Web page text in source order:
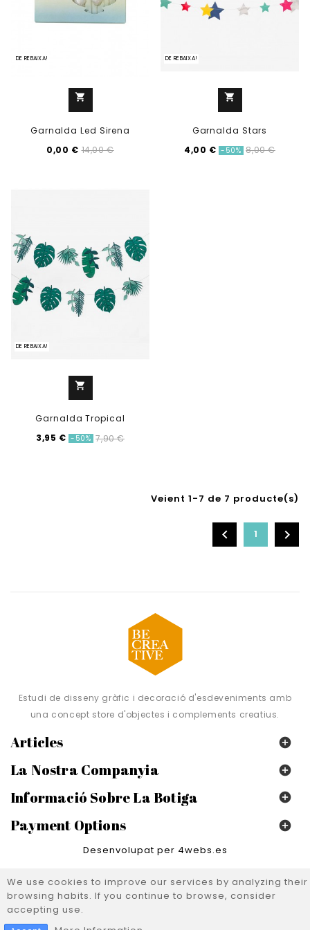
DE REBAIXA!
shopping_cart
Garnalda Led Sirena
0,00 € 14,00 €
DE REBAIXA!
shopping_cart
Garnalda Stars
4,00 € -50% 8,00 €
DE REBAIXA!
shopping_cart
Garnalda Tropical
3,95 € -50% 7,90 €
Veient 1-7 de 7 producte(s)
 1 
Estudi de disseny gràfic i decoració d'esdeveniments amb
una concept store d'objectes i complements creatius.
Articles 
La Nostra Companyia 
Informació Sobre La Botiga 
Payment Options 
We use cookies to improve our services by analyzing their
browsing habits. If you continue to browse, consider
accepting use.
Desenvolupat per 4webs.es